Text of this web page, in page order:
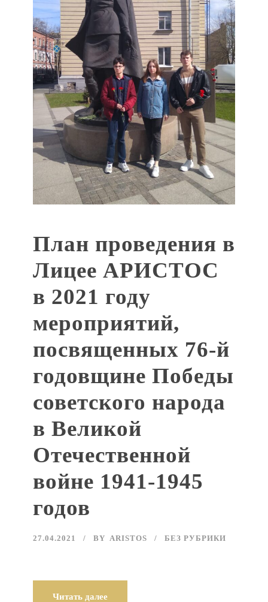
План проведения в
Лицее АРИСТОС
в 2021 году
мероприятий,
посвященных 76-й
годовщине Победы
советского народа
в Великой
Отечественной
войне 1941-1945
годов
27.04.2021 BY ARISTOS БЕЗ РУБРИКИ
Читать далее